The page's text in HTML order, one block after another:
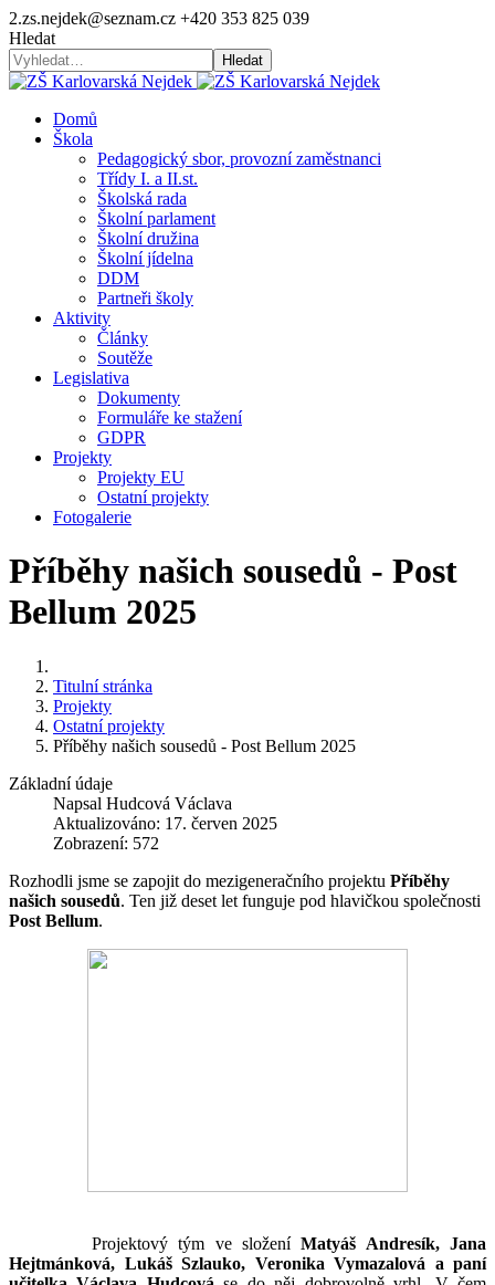
2.zs.nejdek@seznam.cz +420 353 825 039
Hledat
Hledat
Domů
Škola
Pedagogický sbor, provozní zaměstnanci
Třídy I. a II.st.
Školská rada
Školní parlament
Školní družina
Školní jídelna
DDM
Partneři školy
Aktivity
Články
Soutěže
Legislativa
Dokumenty
Formuláře ke stažení
GDPR
Projekty
Projekty EU
Ostatní projekty
Fotogalerie
Příběhy našich sousedů - Post
Bellum 2025
Titulní stránka
Projekty
Ostatní projekty
Příběhy našich sousedů - Post Bellum 2025
Základní údaje
Napsal Hudcová Václava
Aktualizováno: 17. červen 2025
Zobrazení: 572
Rozhodli jsme se zapojit do mezigeneračního projektu Příběhy
našich sousedů. Ten již deset let funguje pod hlavičkou společnosti
Post Bellum.
Projektový tým ve složeníMatyáš Andresík, Jana
Hejtmánková, Lukáš Szlauko, Veronika Vymazalová a paní